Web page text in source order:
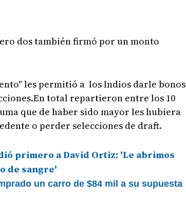
dos también firmó por un monto
les permitió a los Indios darle bonos
total repartieron entre los 10
que de haber sido mayor les hubiera
o perder selecciones de draft.
primero a David Ortiz: 'Le abrimos
de sangre'
un carro de $84 mil a su supuesta